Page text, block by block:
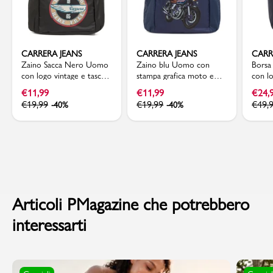
CARRERA JEANS
Zaino Sacca Nero Uomo
con logo vintage e tasce
laterali Carrera Jeans
€11,99
€19,99 -40%
CARRERA JEANS
Zaino blu Uomo con
stampa grafica moto e
tasche a rete Carrera
Jeans
€11,99
€19,99 -40%
con
€
€
Articoli PMagazine che potrebbero
interessarti